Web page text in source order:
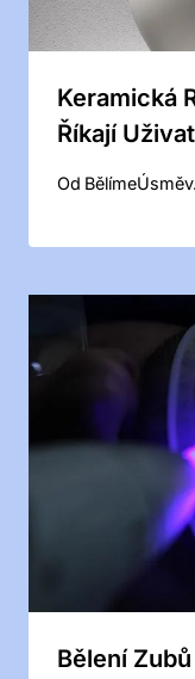
Keramická
Říkají
Od
Bělení